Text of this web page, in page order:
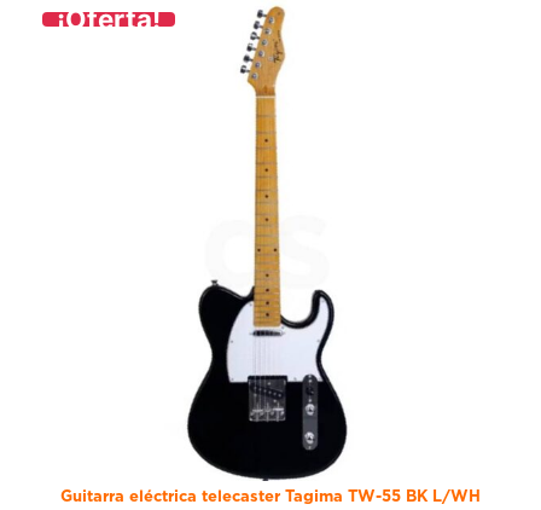
¡Oferta!
Guitarra eléctrica telecaster Tagima TW-55 BK L/WH